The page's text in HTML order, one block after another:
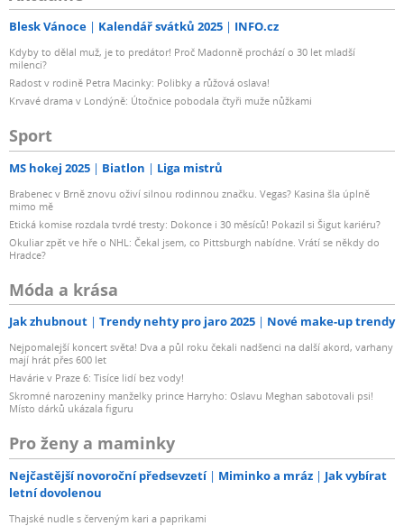
Blesk Vánoce Kalendář svátků 2025 INFO.cz
Kdyby to dělal muž, je to predátor! Proč Madonně prochází o 30 let mladší
milenci?
Radost v rodině Petra Macinky: Polibky a růžová oslava!
Krvavé drama v Londýně: Útočnice pobodala čtyři muže nůžkami
Sport
MS hokej 2025 Biatlon Liga mistrů
Brabenec v Brně znovu oživí silnou rodinnou značku. Vegas? Kasina šla úplně
mimo mě
Etická komise rozdala tvrdé tresty: Dokonce i 30 měsíců! Pokazil si Šigut kariéru?
Okuliar zpět ve hře o NHL: Čekal jsem, co Pittsburgh nabídne. Vrátí se někdy do
Hradce?
Móda a krása
Jak zhubnout Trendy nehty pro jaro 2025 Nové make-up trendy
Nejpomalejší koncert světa! Dva a půl roku čekali nadšenci na další akord, varhany
mají hrát přes 600 let
Havárie v Praze 6: Tisíce lidí bez vody!
Skromné narozeniny manželky prince Harryho: Oslavu Meghan sabotovali psi!
Místo dárků ukázala figuru
Pro ženy a maminky
Nejčastější novoroční předsevzetí Miminko a mráz
Jak vybírat
letní dovolenou
Thajské nudle s červeným kari a paprikami